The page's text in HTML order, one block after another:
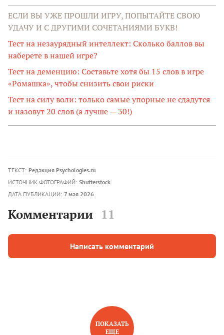
ЕСЛИ ВЫ УЖЕ ПРОШЛИ ИГРУ, ПОПЫТАЙТЕ СВОЮ
УДАЧУ И С ДРУГИМИ СОЧЕТАНИЯМИ БУКВ!
Тест на незаурядный интеллект: Сколько баллов вы
наберете в нашей игре?
Тест на деменцию: Составьте хотя бы 15 слов в игре
«Ромашка», чтобы снизить свои риски
Тест на силу воли: только самые упорные не сдадутся
и назовут 20 слов (а лучше — 30!)
ТЕКСТ: Редакция Psychologies.ru
ИСТОЧНИК ФОТОГРАФИЙ: Shutterstock
ДАТА ПУБЛИКАЦИИ: 7 мая 2026
Комментарии 11
Написать комментарий
ПОКАЗАТЬ
ЕЩЕ